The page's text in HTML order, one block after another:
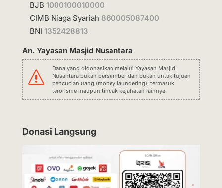
BJB 1000100010000
CIMB Niaga Syariah 860005087400
BNI 1352428813
An. Yayasan Masjid Nusantara
s
Dana yang didonasikan melalui Yayasan Masjid
Nusantara bukan bersumber dan bukan untuk tujuan
pencucian uang (money laundering), termasuk
terorisme maupun tindak kejahatan lainnya.
Donasi Langsung